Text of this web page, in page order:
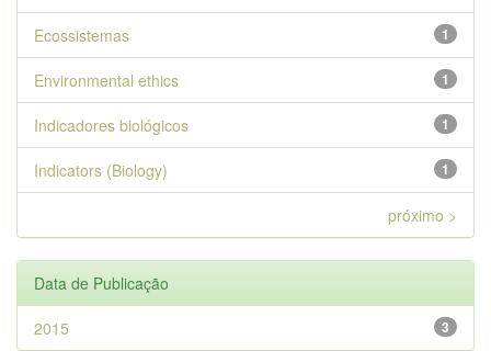
1
Ecossistemas
1
Environmental ethics
1
Indicadores biológicos
1
Indicators (Biology)
próximo >
Data de Publicação
3
2015